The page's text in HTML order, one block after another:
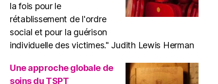
la fois pour le
rétablissement de l'ordre
social et pour la guérison
individuelle des victimes." Judith Lewis Herman
Une approche globale de
soins du TSPT